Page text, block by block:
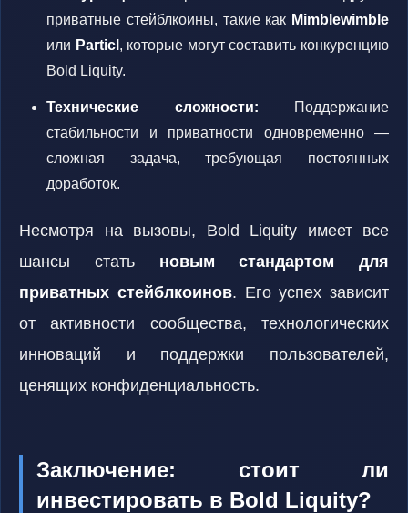
приватные стейблкоины, такие как Mimblewimble
или Particl , которые могут составить конкуренцию
Bold Liquity.
Технические сложности: Поддержание
стабильности и приватности одновременно —
сложная задача, требующая постоянных
доработок.
Несмотря на вызовы, Bold Liquity имеет все
шансы стать новым стандартом для
приватных стейблкоинов. Его успех зависит
от активности сообщества, технологических
инноваций и поддержки пользователей,
ценящих конфиденциальность.
Заключение: стоит ли
инвестировать в Bold Liquity?